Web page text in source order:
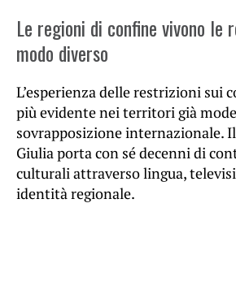
Le regioni di confine vivono le
modo diverso
L’esperienza delle restrizioni sui
più evidente nei territori già
sovrapposizione internazionale.
Giulia porta con sé decenni di
culturali attraverso lingua,
identità regionale.